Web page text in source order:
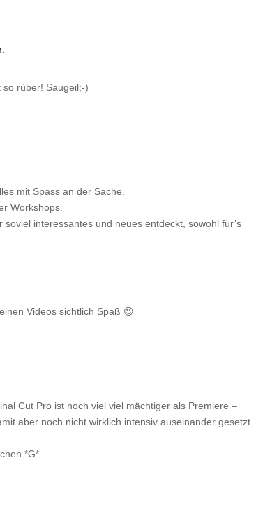
rüber! Saugeil;-)
mit Spass an der Sache.
Workshops.
interessantes und neues entdeckt, sowohl für’s
Videos sichtlich Spaß 😉
Cut Pro ist noch viel viel mächtiger als Premiere –
aber noch nicht wirklich intensiv auseinander gesetzt
*G*